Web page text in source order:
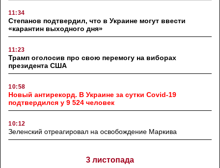
11:34
Степанов подтвердил, что в Украине могут ввести
«карантин выходного дня»
11:23
Трамп оголосив про свою перемогу на виборах
президента США
10:58
Новый антирекорд. В Украине за сутки Covid-19
подтвердился у 9 524 человек
10:12
Зеленский отреагировал на освобождение Маркива
3 листопада